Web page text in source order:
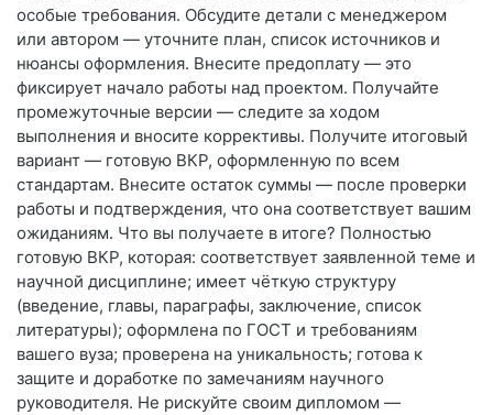
особые требования. Обсудите детали с менеджером
или автором — уточните план, список источников и
нюансы оформления. Внесите предоплату — это
фиксирует начало работы над проектом. Получайте
промежуточные версии — следите за ходом
выполнения и вносите коррективы. Получите итоговый
вариант — готовую ВКР, оформленную по всем
стандартам. Внесите остаток суммы — после проверки
работы и подтверждения, что она соответствует вашим
ожиданиям. Что вы получаете в итоге? Полностью
готовую ВКР, которая: соответствует заявленной теме и
научной дисциплине; имеет чёткую структуру
(введение, главы, параграфы, заключение, список
литературы); оформлена по ГОСТ и требованиям
вашего вуза; проверена на уникальность; готова к
защите и доработке по замечаниям научного
руководителя. Не рискуйте своим дипломом —